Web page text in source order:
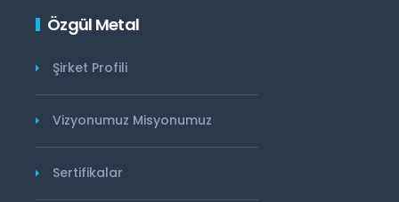
Özgül Metal
Şirket Profili
Vizyonumuz Misyonumuz
Sertifikalar